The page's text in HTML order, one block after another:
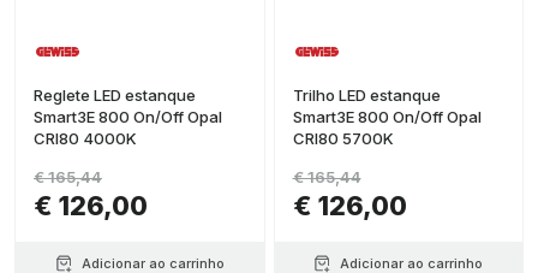
Reglete LED estanque
Smart3E 800 On/Off Opal
CRI80 4000K
€ 126,00
€ 165,44
Adicionar ao carrinho
Trilho LED estanque
Smart3E 800 On/Off Opal
CRI80 5700K
€ 126,00
€ 165,44
Adicionar ao carrinho